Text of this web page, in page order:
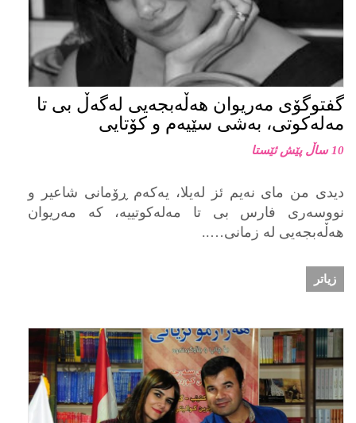
گفتوگۆی مەریوان هەڵەبجەیی لەگەڵ بی تا
مەلەکوتی، بەشی سێیەم و کۆتایی
10 ساڵ پێش ئێستا
دیدی من مای نەیم ئز لەیلا، یەکەم ڕۆمانی شاعیر و
نووسەری فارس بی تا مەلەکوتییە، کە مەریوان
هەڵەبجەیی لە زمانی…..
زیاتر